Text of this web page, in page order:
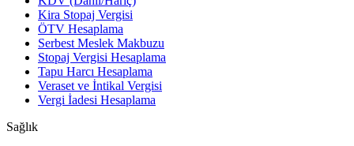
Kira Stopaj Vergisi
ÖTV Hesaplama
Serbest Meslek Makbuzu
Stopaj Vergisi Hesaplama
Tapu Harcı Hesaplama
Veraset ve İntikal Vergisi
Vergi İadesi Hesaplama
Sağlık